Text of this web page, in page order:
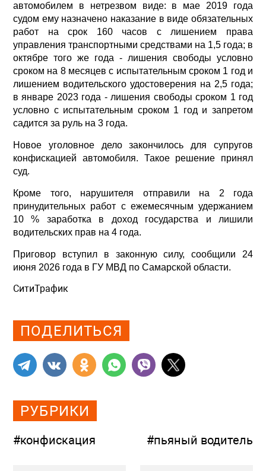
автомобилем в нетрезвом виде: в мае 2019 года
судом ему назначено наказание в виде обязательных
работ на срок 160 часов с лишением права
управления транспортными средствами на 1,5 года; в
октябре того же года - лишения свободы условно
сроком на 8 месяцев с испытательным сроком 1 год и
лишением водительского удостоверения на 2,5 года;
в январе 2023 года - лишения свободы сроком 1 год
условно с испытательным сроком 1 год и запретом
садится за руль на 3 года.
Новое уголовное дело закончилось для супругов
конфискацией автомобиля. Такое решение принял
суд.
Кроме того, нарушителя отправили на 2 года
принудительных работ с ежемесячным удержанием
10 % заработка в доход государства и лишили
водительских прав на 4 года.
Приговор вступил в законную силу, сообщили 24
июня 2026 года в ГУ МВД по Самарской области.
СитиТрафик
ПОДЕЛИТЬСЯ
РУБРИКИ
#конфискация #пьяный водитель